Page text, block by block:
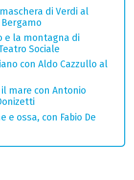
di Verdi al
e la montagna di
Sociale
con Aldo Cazzullo al
mare con Antonio
e ossa, con Fabio De